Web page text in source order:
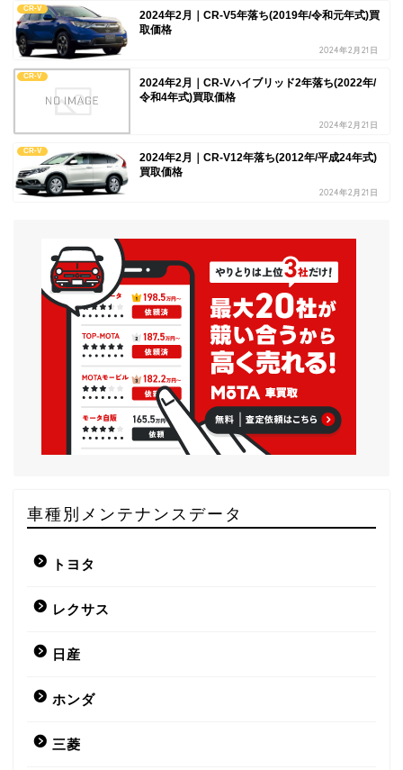
CR-V
2024年2月｜CR-V5年落ち(2019年/令和元年式)買
取価格
2024年2月21日
CR-V
2024年2月｜CR-Vハイブリッド2年落ち(2022年/
令和4年式)買取価格
2024年2月21日
CR-V
2024年2月｜CR-V12年落ち(2012年/平成24年式)
買取価格
2024年2月21日
車種別メンテナンスデータ
トヨタ
レクサス
日産
ホンダ
三菱